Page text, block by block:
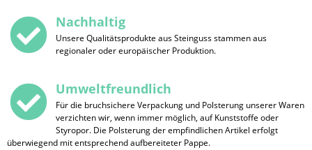
Nachhaltig
Unsere Qualitätsprodukte aus Steinguss stammen aus
regionaler oder europäischer Produktion.
Umweltfreundlich
Für die bruchsichere Verpackung und Polsterung unserer Waren
verzichten wir, wenn immer möglich, auf Kunststoffe oder
Styropor. Die Polsterung der empfindlichen Artikel erfolgt
überwiegend mit entsprechend aufbereiteter Pappe.